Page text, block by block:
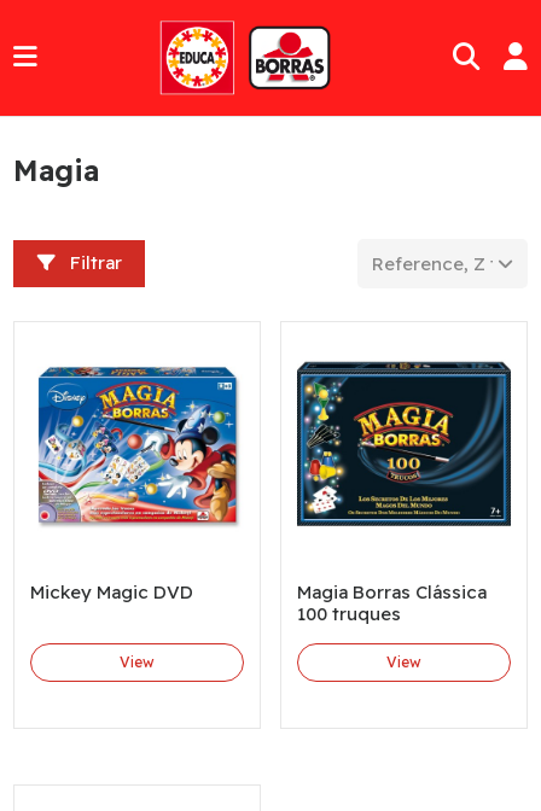
Magia
Filtrar Reference, Z to A
Mickey Magic DVD
View
Magia Borras Clássica
100 truques
View